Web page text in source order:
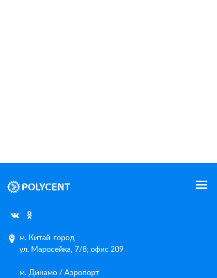
м. Китай-город
ул. Маросейка, 7/8; офис 209
м. Динамо / Аэропорт